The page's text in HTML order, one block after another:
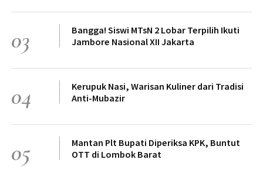
03
Bangga! Siswi MTsN 2 Lobar Terpilih Ikuti
Jambore Nasional XII Jakarta
04
Kerupuk Nasi, Warisan Kuliner dari Tradisi
Anti-Mubazir
05
Mantan Plt Bupati Diperiksa KPK, Buntut
OTT di Lombok Barat